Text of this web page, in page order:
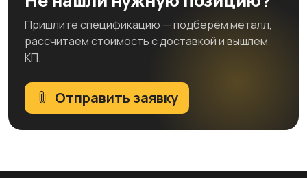
Пришлите спецификацию — подберём металл,
рассчитаем стоимость с доставкой и вышлем
КП.
Отправить заявку